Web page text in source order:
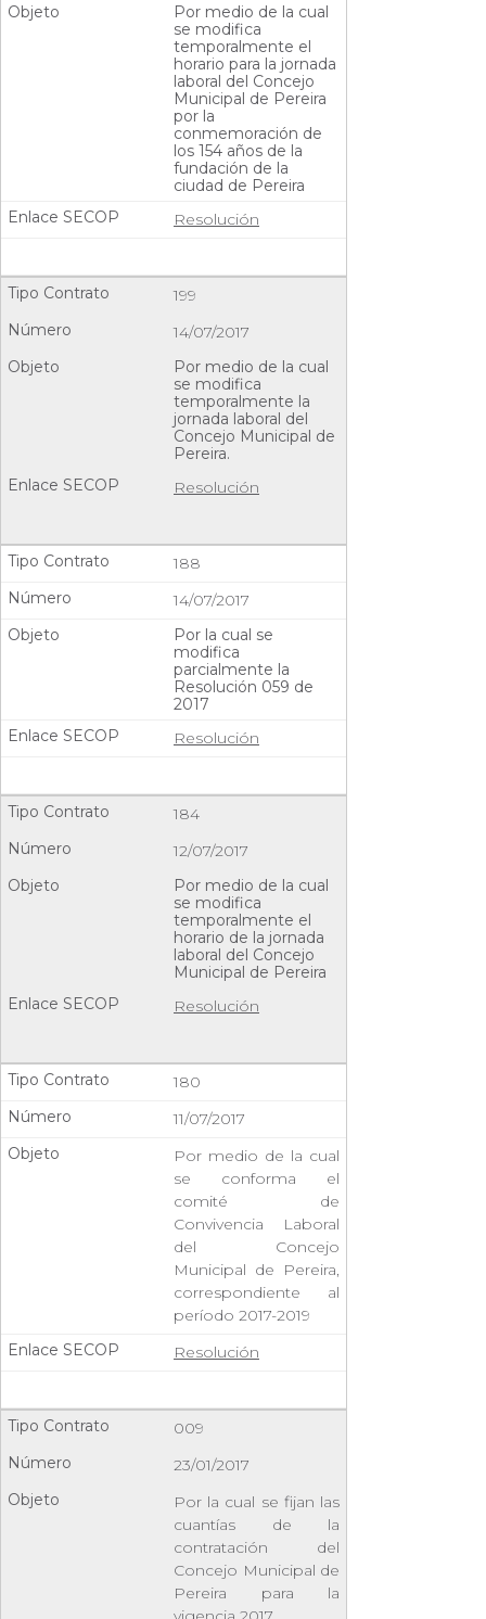
Por medio de la cual
se modifica
temporalmente el
horario para la jornada
laboral del Concejo
Municipal de Pereira
por la
conmemoración de
los 154 años de la
fundación de la
ciudad de Pereira
Resolución
199
14/07/2017
Por medio de la cual
se modifica
temporalmente la
jornada laboral del
Concejo Municipal de
Pereira.
Resolución
188
14/07/2017
Por la cual se
modifica
parcialmente la
Resolución 059 de
2017
Resolución
184
12/07/2017
Por medio de la cual
se modifica
temporalmente el
horario de la jornada
laboral del Concejo
Municipal de Pereira
Resolución
180
11/07/2017
Por medio de la cual
se conforma el
comité de
Convivencia Laboral
del Concejo
Municipal de Pereira,
correspondiente al
período 2017-2019
Resolución
009
23/01/2017
Por la cual se fijan las
cuantías de la
contratación del
Concejo Municipal de
Pereira para la